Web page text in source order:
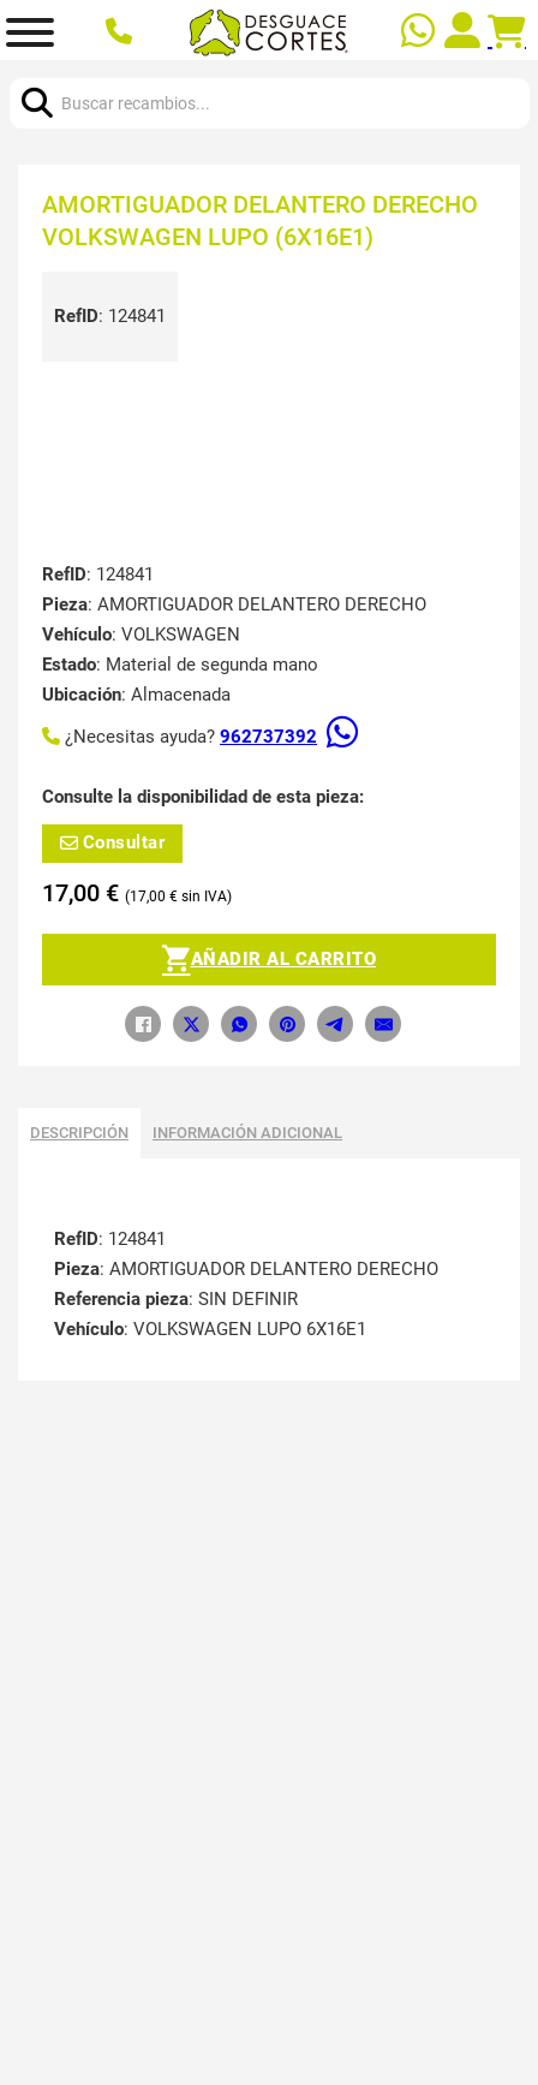
AMORTIGUADOR DELANTERO DERECHO
VOLKSWAGEN LUPO (6X16E1)
RefID: 124841
RefID: 124841
Pieza: AMORTIGUADOR DELANTERO DERECHO
Vehículo: VOLKSWAGEN
Estado: Material de segunda mano
Ubicación: Almacenada
¿Necesitas ayuda? 962737392
Consulte la disponibilidad de esta pieza:
Consultar
17,00 € 17,00 €
AÑADIR AL CARRITO
DESCRIPCIÓN INFORMACIÓN ADICIONAL
RefID: 124841
Pieza: AMORTIGUADOR DELANTERO DERECHO
Referencia pieza: SIN DEFINIR
Vehículo: VOLKSWAGEN LUPO 6X16E1